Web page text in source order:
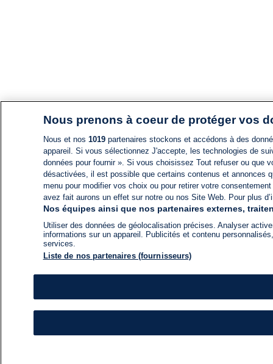
Nous prenons à coeur de protéger vos
Nous et nos 1019partenaires stockons et accédons à des
appareil. Si vous sélectionnez J'accepte, les technologies de
données pour fournir ». Si vous choisissez Tout refuser ou
désactivées, il est possible que certains contenus et annonces
menu pour modifier vos choix ou pour retirer votre
avez fait aurons un effet sur notre ou nos Site Web. Pour plus
Nos équipes ainsi que nos partenaires externes,
Utiliser des données de géolocalisation précises. Analyser
informations sur un appareil. Publicités et contenu
services.
Liste de nos partenaires (fournisseurs)